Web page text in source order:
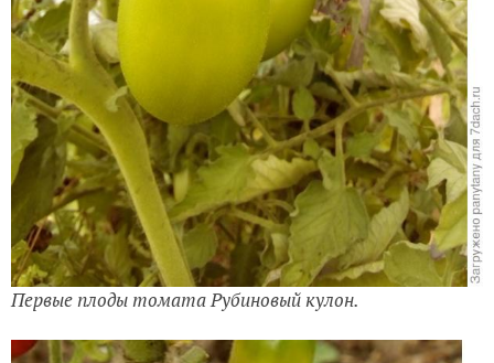
Первые плоды томата Рубиновый кулон.